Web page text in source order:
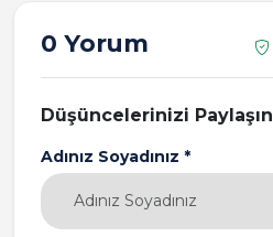
0 Yorum
Düşüncelerinizi Paylaşın
Adınız Soyadınız *